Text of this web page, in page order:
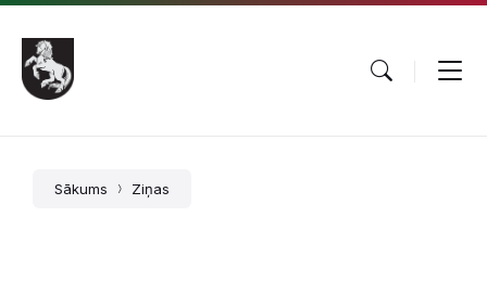
Pāriet
saturu
Skip
main
navigation
Skip
footer
Sākums Ziņas